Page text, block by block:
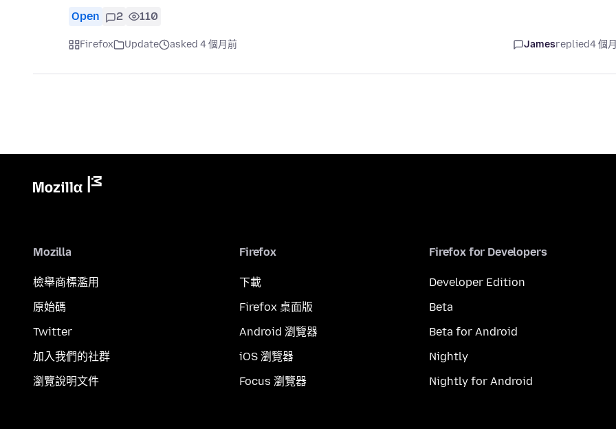
Open 2 110
Firefox Update asked 4 個月前 Jamesreplied4 個
Mozilla
檢舉商標濫用
原始碼
Twitter
加入我們的社群
瀏覽說明文件
Firefox
下載
Firefox 桌面版
Android 瀏覽器
iOS 瀏覽器
Focus 瀏覽器
Firefox for Developers
Developer Edition
Beta
Beta for Android
Nightly
Nightly for Android